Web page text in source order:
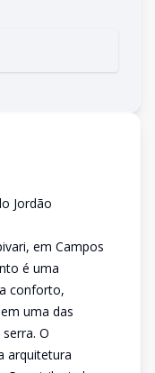
Jordão
em Campos
é uma
conforto,
uma das
O
arquitetura